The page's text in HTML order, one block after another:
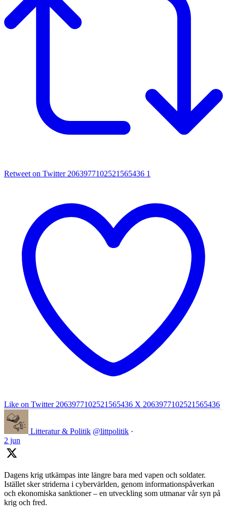
Retweet on Twitter 2063977102521565436 1
Like on Twitter 2063977102521565436 X 2063977102521565436
Litteratur & Politik @littpolitik ·
2 jun
Dagens krig utkämpas inte längre bara med vapen och soldater.
Istället sker striderna i cybervärlden, genom informationspåverkan
och ekonomiska sanktioner – en utveckling som utmanar vår syn på
krig och fred.